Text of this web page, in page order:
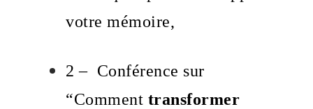
votre mémoire,
2 – Conférence sur
“Comment transformer